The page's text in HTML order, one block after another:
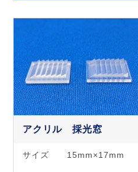
アクリル 採光窓
サイズ 15mm×17mm